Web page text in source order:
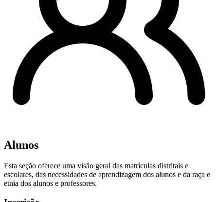
Alunos
Esta seção oferece uma visão geral das matrículas distritais e
escolares, das necessidades de aprendizagem dos alunos e da raça e
etnia dos alunos e professores.